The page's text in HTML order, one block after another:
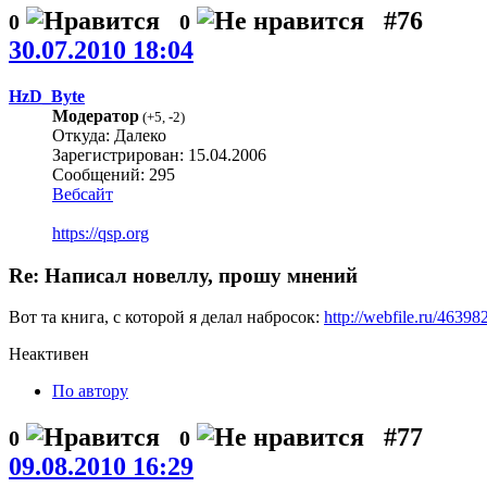
0 0
#76
30.07.2010 18:04
HzD_Byte
Модератор (+5 -2)
Откуда: Далеко
Зарегистрирован: 15.04.2006
Сообщений: 295
Вебсайт
https://qsp.org
Re: Написал новеллу, прошу мнений
Вот та книга, с которой я делал набросок: http://webfile.ru/
Неактивен
По автору
0 0
#77
09.08.2010 16:29